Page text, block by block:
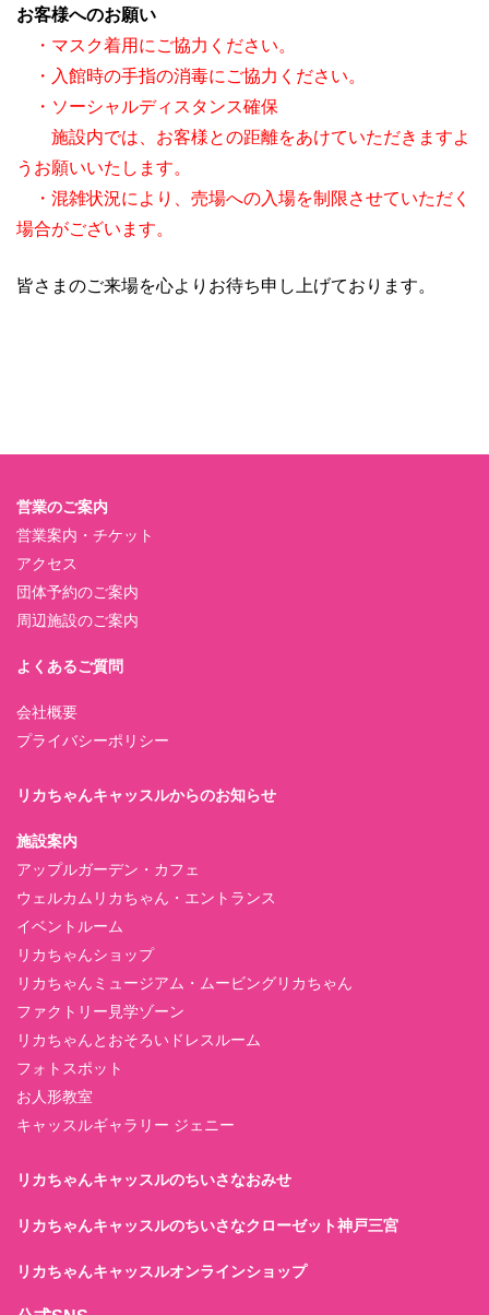
お客様へのお願い
・マスク着用にご協力ください。
・入館時の手指の消毒にご協力ください。
・ソーシャルディスタンス確保
施設内では、お客様との距離をあけていただきますよ
うお願いいたします。
・混雑状況により、売場への入場を制限させていただく
場合がございます。
皆さまのご来場を心よりお待ち申し上げております。
営業のご案内
営業案内・チケット
アクセス
団体予約のご案内
周辺施設のご案内
よくあるご質問
会社概要
プライバシーポリシー
リカちゃんキャッスルからのお知らせ
施設案内
アップルガーデン・カフェ
ウェルカムリカちゃん・エントランス
イベントルーム
リカちゃんショップ
リカちゃんミュージアム・ムービングリカちゃん
ファクトリー見学ゾーン
リカちゃんとおそろいドレスルーム
フォトスポット
お人形教室
キャッスルギャラリー ジェニー
リカちゃんキャッスルのちいさなおみせ
リカちゃんキャッスルのちいさなクローゼット神戸三宮
リカちゃんキャッスルオンラインショップ